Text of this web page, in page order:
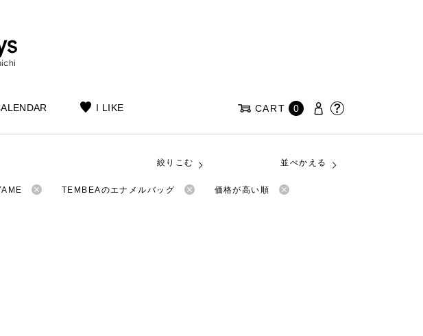
I LIKE CART 0
絞りこむ 並べかえる
TEMBEAのエナメルバッグ 価格が高い順